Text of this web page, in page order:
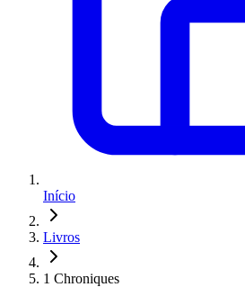
Início
Livros
1 Chroniques